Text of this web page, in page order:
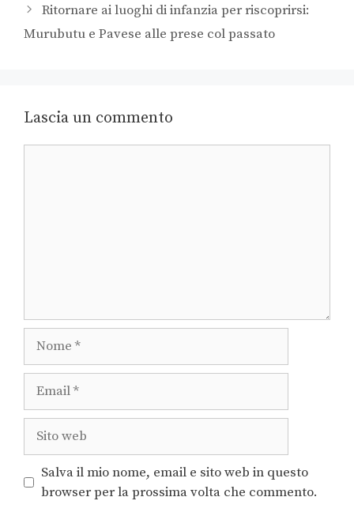
Ritornare ai luoghi di infanzia per riscoprirsi:
Murubutu e Pavese alle prese col passato
Lascia un commento
Salva il mio nome, email e sito web in questo
browser per la prossima volta che commento.